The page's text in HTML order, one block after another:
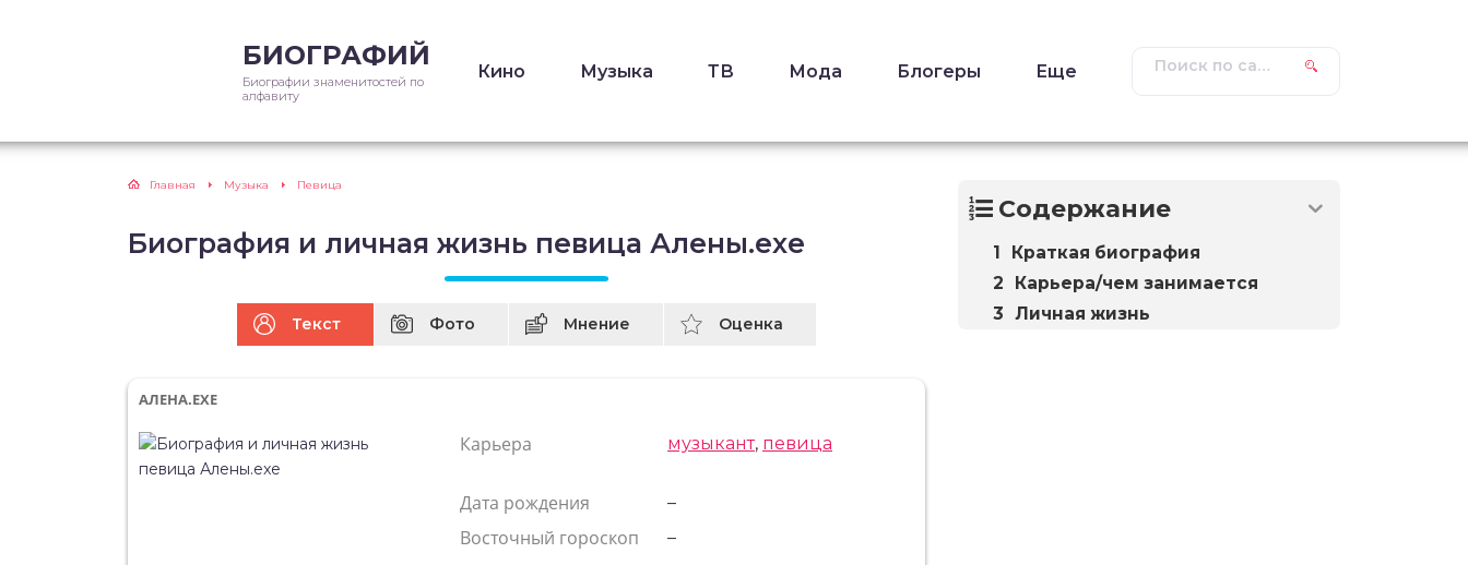
БИОГРАФИЙ
Биографии знаменитостей по
алфавиту
Кино Музыка ТВ Мода Блогеры Еще
Главная Музыка Певица
Биография и личная жизнь певица Алены.exe
Текст Фото Мнение Оценка
АЛЕНА.EXE
Карьера музыкант, певица
Дата рождения –
Восточный гороскоп –
Содержание
Краткая биография
Карьера/чем занимается
Личная жизнь